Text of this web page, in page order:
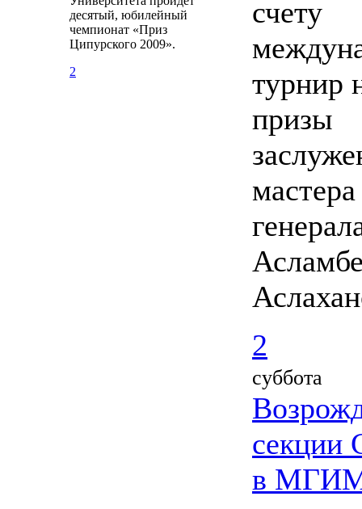
десятый, юбилейный
чемпионат «Приз
Ципурского 2009».
2
счету
турнир
призы
2
суббота
в